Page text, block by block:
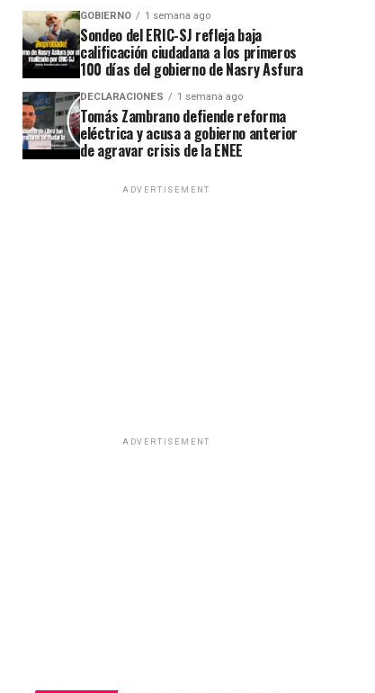
GOBIERNO 1 semana ago
Sondeo del ERIC-SJ refleja baja
calificación ciudadana a los primeros
100 días del gobierno de Nasry Asfura
DECLARACIONES 1 semana ago
Tomás Zambrano defiende reforma
eléctrica y acusa a gobierno anterior
de agravar crisis de la ENEE
ADVERTISEMENT
ADVERTISEMENT